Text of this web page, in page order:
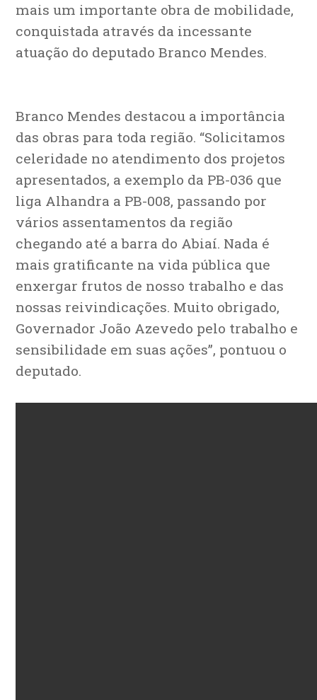
mais um importante obra de mobilidade,
conquistada através da incessante
atuação do deputado Branco Mendes.
Branco Mendes destacou a importância
das obras para toda região. “Solicitamos
celeridade no atendimento dos projetos
apresentados, a exemplo da PB-036 que
liga Alhandra a PB-008, passando por
vários assentamentos da região
chegando até a barra do Abiaí. Nada é
mais gratificante na vida pública que
enxergar frutos de nosso trabalho e das
nossas reivindicações. Muito obrigado,
Governador João Azevedo pelo trabalho e
sensibilidade em suas ações”, pontuou o
deputado.